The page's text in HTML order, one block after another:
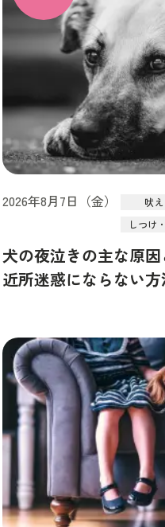
2026年8月7日（金）
吠え
しつけ
犬の夜泣きの主な原因
近所迷惑にならない